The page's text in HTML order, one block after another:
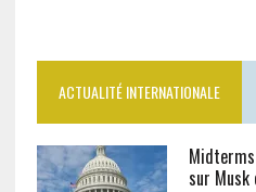
ACTUALITÉ INTERNATIONALE
sur Musk